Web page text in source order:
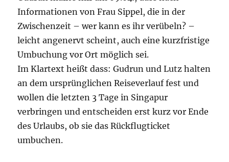
Informationen von Frau Sippel, die in der
Zwischenzeit – wer kann es ihr verübeln? –
leicht angenervt scheint, auch eine kurzfristige
Umbuchung vor Ort möglich sei.
Im Klartext heißt dass: Gudrun und Lutz halten
an dem ursprünglichen Reiseverlauf fest und
wollen die letzten 3 Tage in Singapur
verbringen und entscheiden erst kurz vor Ende
des Urlaubs, ob sie das Rückflugticket
umbuchen.